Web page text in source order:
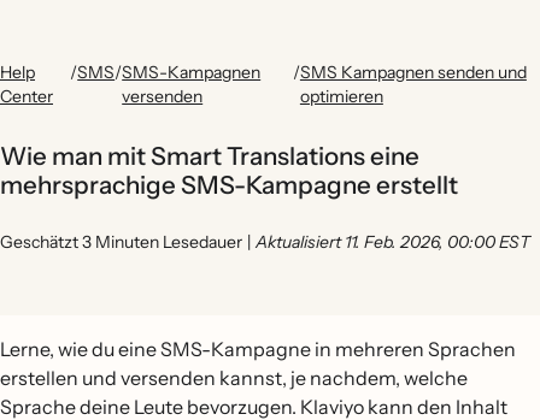
Help
Center
/SMS/SMS-Kampagnen
versenden
/SMS Kampagnen senden und
optimieren
Wie man mit Smart Translations eine
mehrsprachige SMS-Kampagne erstellt
Geschätzt 3 Minuten Lesedauer | Aktualisiert 11. Feb. 2026, 00:00 EST
Lerne, wie du eine SMS-Kampagne in mehreren Sprachen
erstellen und versenden kannst, je nachdem, welche
Sprache deine Leute bevorzugen. Klaviyo kann den Inhalt